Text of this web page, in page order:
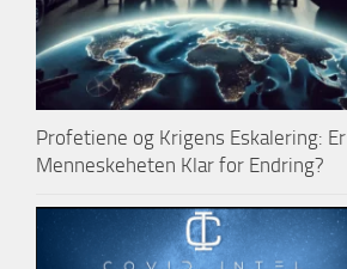
Profetiene og Krigens Eskalering: Er
Menneskeheten Klar for Endring?